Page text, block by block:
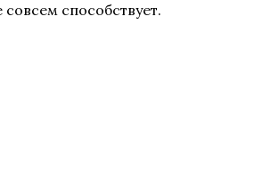
способствует.